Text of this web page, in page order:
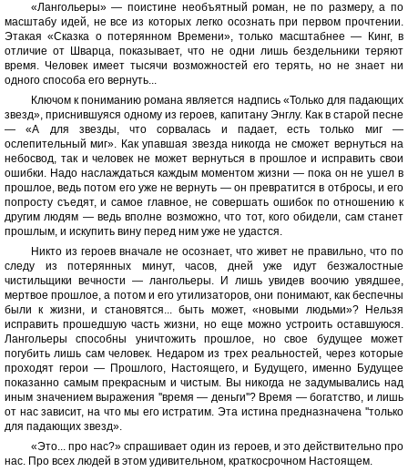
«Лангольеры» — поистине необъятный роман, не по размеру, а по
масштабу идей, не все из которых легко осознать при первом прочтении.
Этакая «Сказка о потерянном Времени», только масштабнее — Кинг, в
отличие от Шварца, показывает, что не одни лишь бездельники теряют
время. Человек имеет тысячи возможностей его терять, но не знает ни
одного способа его вернуть...
Ключом к пониманию романа является надпись «Только для падающих
звезд», приснившуяся одному из героев, капитану Энглу. Как в старой песне
— «А для звезды, что сорвалась и падает, есть только миг —
ослепительный миг». Как упавшая звезда никогда не сможет вернуться на
небосвод, так и человек не может вернуться в прошлое и исправить свои
ошибки. Надо наслаждаться каждым моментом жизни — пока он не ушел в
прошлое, ведь потом его уже не вернуть — он превратится в отбросы, и его
попросту съедят, и самое главное, не совершать ошибок по отношению к
другим людям — ведь вполне возможно, что тот, кого обидели, сам станет
прошлым, и искупить вину перед ним уже не удастся.
Никто из героев вначале не осознает, что живет не правильно, что по
следу из потерянных минут, часов, дней уже идут безжалостные
чистильщики вечности — лангольеры. И лишь увидев воочию увядшее,
мертвое прошлое, а потом и его утилизаторов, они понимают, как беспечны
были к жизни, и становятся... быть может, «новыми людьми»? Нельзя
исправить прошедшую часть жизни, но еще можно устроить оставшуюся.
Лангольеры способны уничтожить прошлое, но свое будущее может
погубить лишь сам человек. Недаром из трех реальностей, через которые
проходят герои — Прошлого, Настоящего, и Будущего, именно Будущее
показанно самым прекрасным и чистым. Вы никогда не задумывались над
иным значением выражения ''время — деньги''? Время — богатство, и лишь
от нас зависит, на что мы его истратим. Эта истина предназначена ''только
для падающих звезд».
«Это... про нас?» спрашивает один из героев, и это действительно про
нас. Про всех людей в этом удивительном, краткосрочном Настоящем.